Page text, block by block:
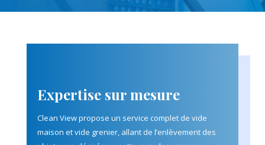
Expertise sur mesure
Clean View propose un service complet de vide
maison et vide grenier, allant de l’enlèvement des